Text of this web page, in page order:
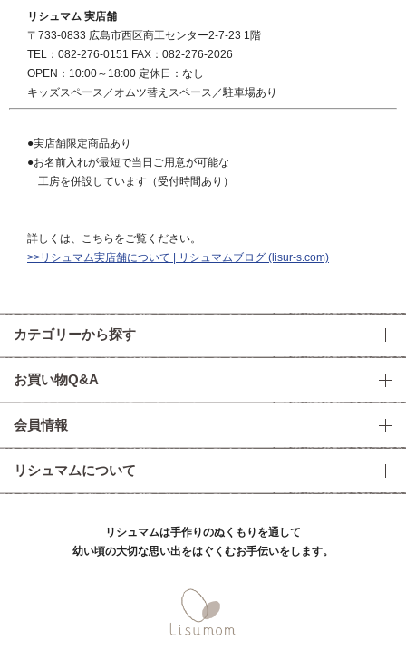
リシュマム 実店舗
〒733-0833 広島市西区商工センター2-7-23 1階
TEL：082-276-0151 FAX：082-276-2026
OPEN：10:00～18:00 定休日：なし
キッズスペース／オムツ替えスペース／駐車場あり
●実店舗限定商品あり
●お名前入れが最短で当日ご用意が可能な
工房を併設しています（受付時間あり）
詳しくは、こちらをご覧ください。
>>リシュマム実店舗について | リシュマムブログ (lisur-s.com)
カテゴリーから探す
お買い物Q&A
会員情報
リシュマムについて
リシュマムは手作りのぬくもりを通して
幼い頃の大切な思い出をはぐくむお手伝いをします。